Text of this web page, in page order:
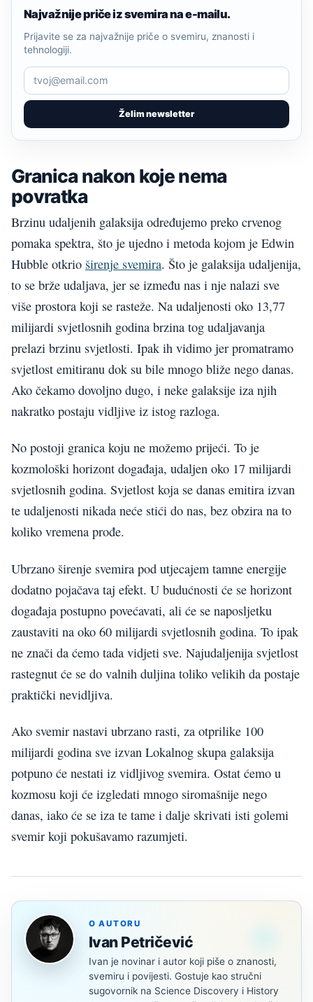
Najvažnije priče iz svemira na e-mailu.
Želim newsletter
Prijavite se za najvažnije priče o svemiru, znanosti i
tehnologiji.
Granica nakon koje nema
povratka
Brzinu udaljenih galaksija određujemo preko crvenog
pomaka spektra, što je ujedno i metoda kojom je Edwin
Hubble otkrio širenje svemira. Što je galaksija udaljenija,
to se brže udaljava, jer se između nas i nje nalazi sve
više prostora koji se rasteže. Na udaljenosti oko 13,77
milijardi svjetlosnih godina brzina tog udaljavanja
prelazi brzinu svjetlosti. Ipak ih vidimo jer promatramo
svjetlost emitiranu dok su bile mnogo bliže nego danas.
Ako čekamo dovoljno dugo, i neke galaksije iza njih
nakratko postaju vidljive iz istog razloga.
No postoji granica koju ne možemo prijeći. To je
kozmološki horizont događaja, udaljen oko 17 milijardi
svjetlosnih godina. Svjetlost koja se danas emitira izvan
te udaljenosti nikada neće stići do nas, bez obzira na to
koliko vremena prođe.
Ubrzano širenje svemira pod utjecajem tamne energije
dodatno pojačava taj efekt. U budućnosti će se horizont
događaja postupno povećavati, ali će se naposljetku
zaustaviti na oko 60 milijardi svjetlosnih godina. To ipak
ne znači da ćemo tada vidjeti sve. Najudaljenija svjetlost
rastegnut će se do valnih duljina toliko velikih da postaje
praktički nevidljiva.
Ako svemir nastavi ubrzano rasti, za otprilike 100
milijardi godina sve izvan Lokalnog skupa galaksija
potpuno će nestati iz vidljivog svemira. Ostat ćemo u
kozmosu koji će izgledati mnogo siromašnije nego
danas, iako će se iza te tame i dalje skrivati isti golemi
svemir koji pokušavamo razumjeti.
O AUTORU
Ivan Petričević
Ivan je novinar i autor koji piše o znanosti,
svemiru i povijesti. Gostuje kao stručni
sugovornik na Science Discovery i History